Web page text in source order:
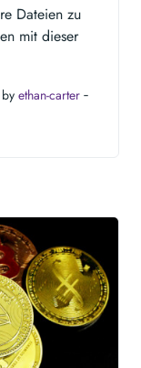
Dateien zu
mit dieser
ethan-carter ‐